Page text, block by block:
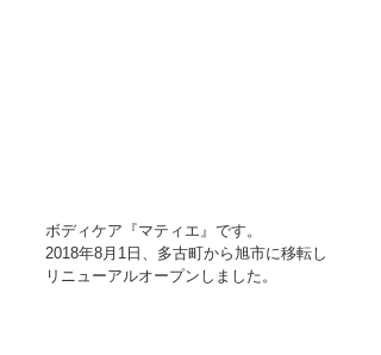
ボディケア『マティエ』です。
2018年8月1日、多古町から旭市に移転し
リニューアルオープンしました。